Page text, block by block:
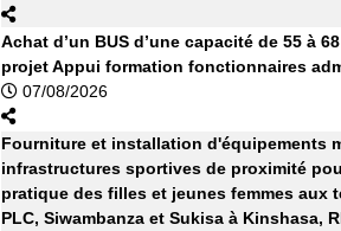
Achat d’un BUS d’une capacité de 55 à
projet Appui formation fonctionnaires
07/08/2026
Fourniture et installation d'équipements
infrastructures sportives de proximité
pratique des filles et jeunes femmes aux
PLC, Siwambanza et Sukisa à Kinshasa,